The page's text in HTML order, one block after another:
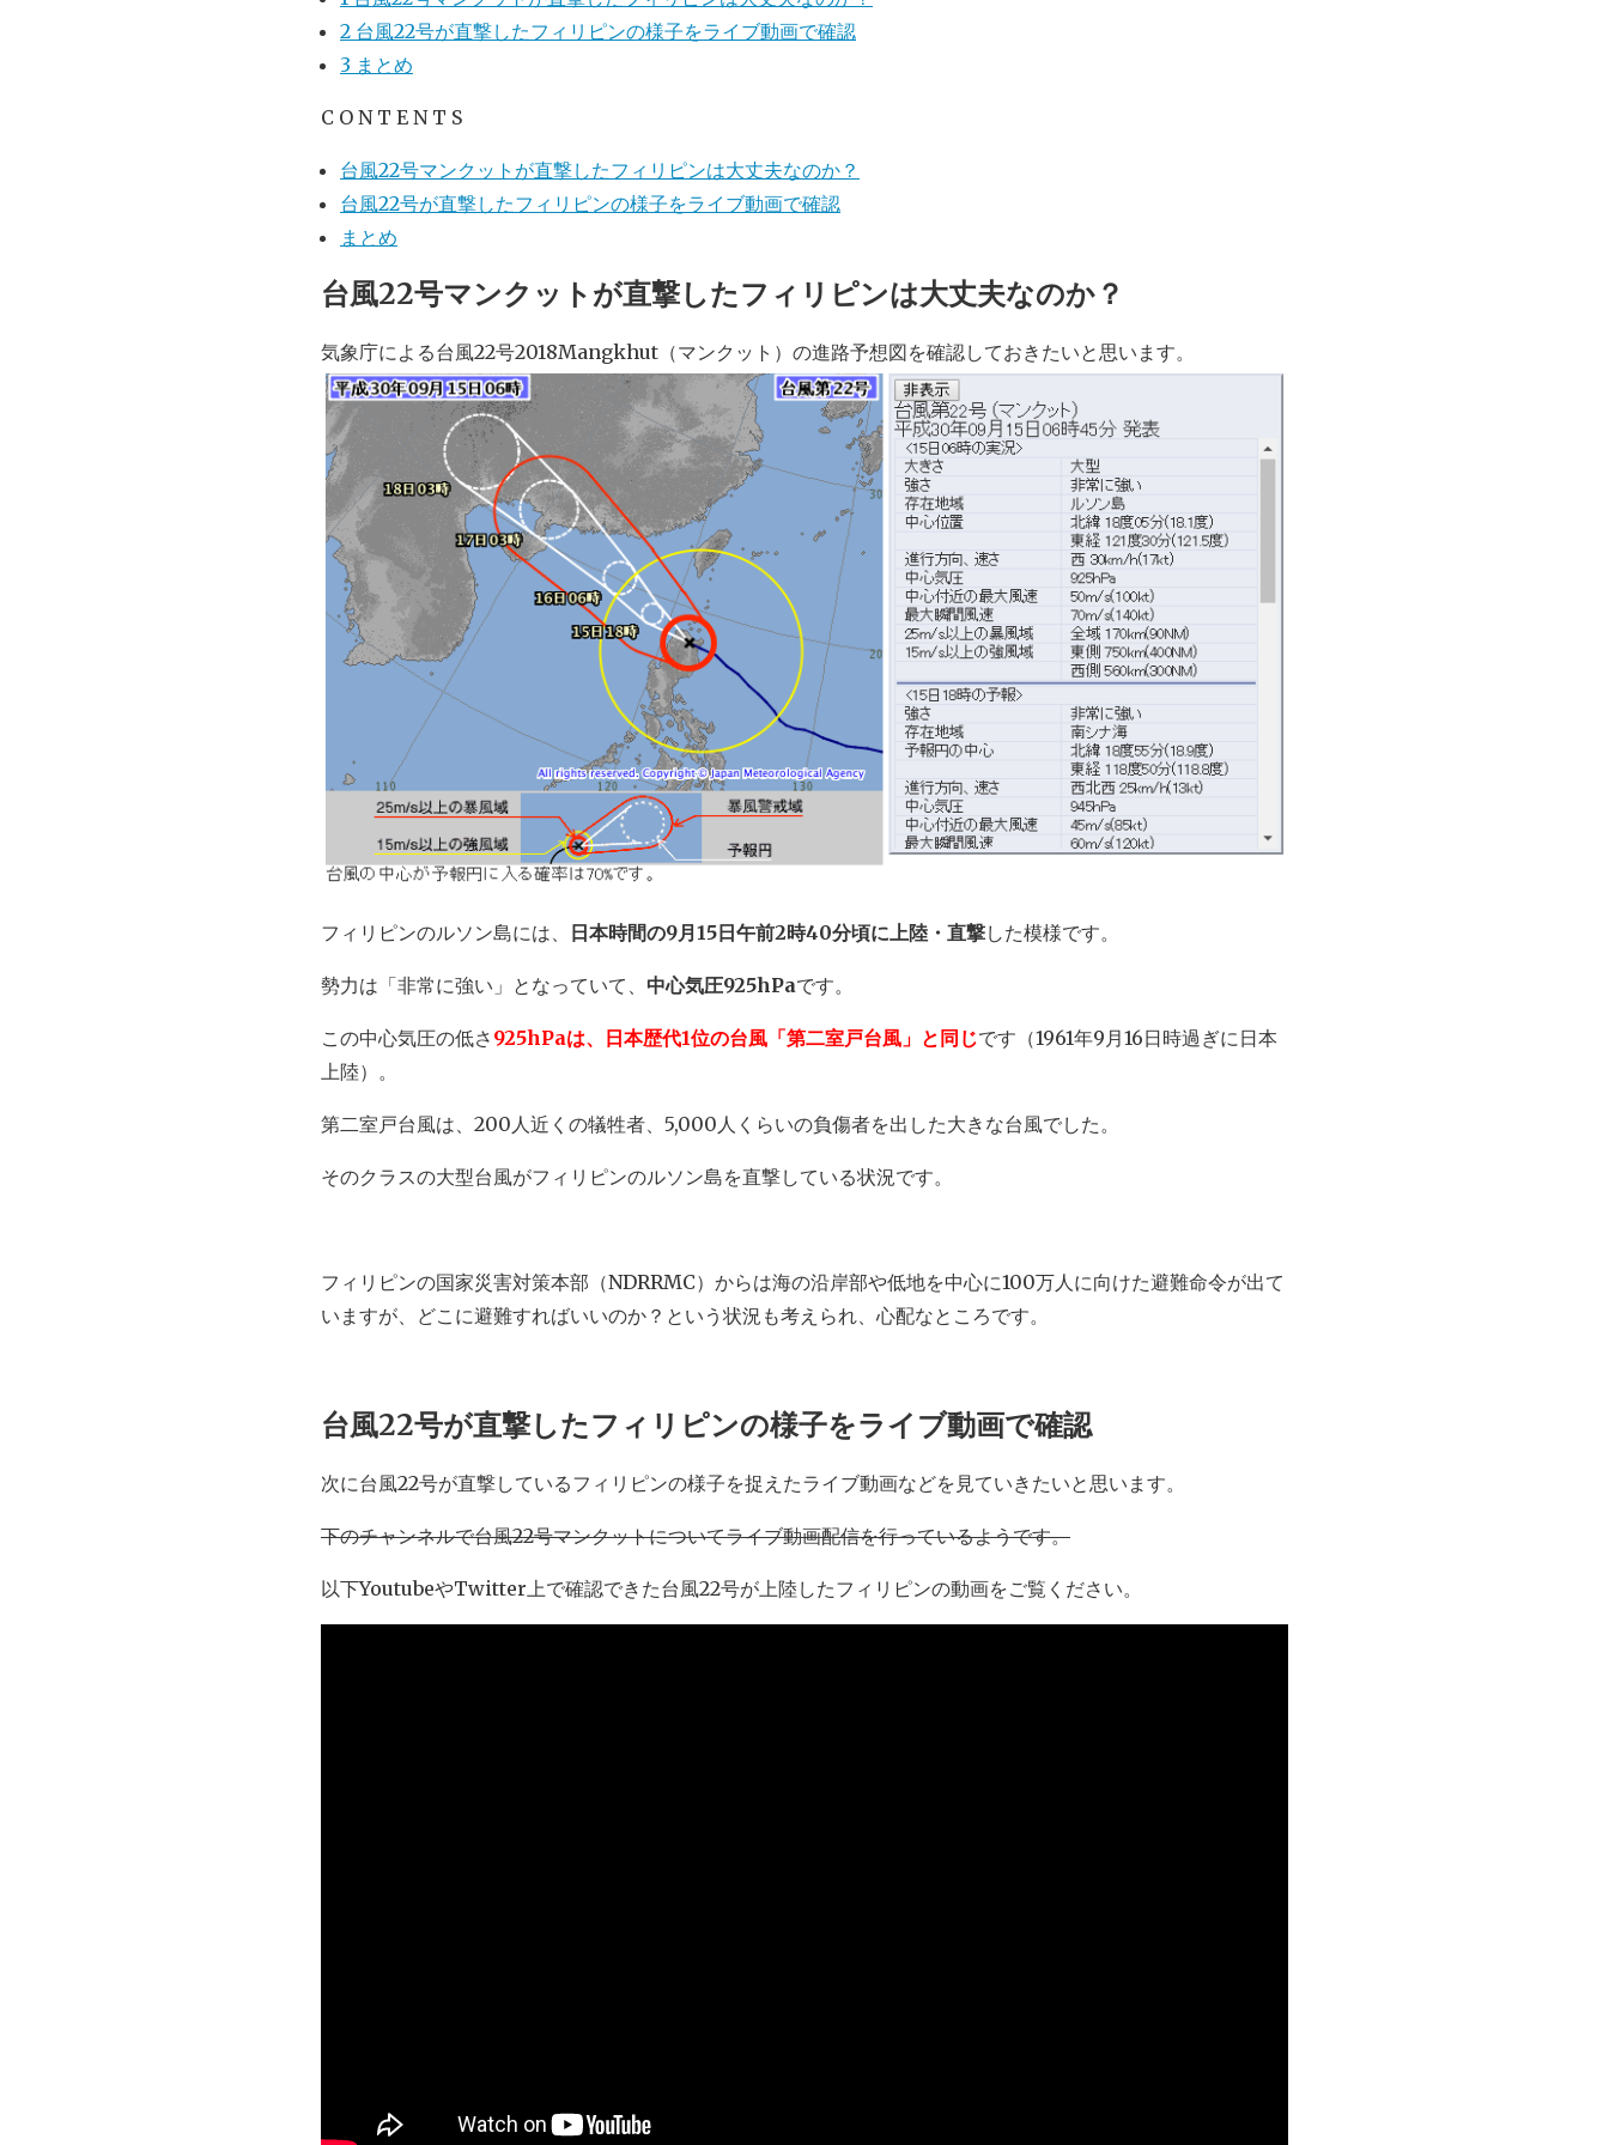
2 台風22号が直撃したフィリピンの様子をライブ動画で確認
3 まとめ
C O N T E N T S
台風22号マンクットが直撃したフィリピンは大丈夫なのか？
台風22号が直撃したフィリピンの様子をライブ動画で確認
まとめ
台風22号マンクットが直撃したフィリピンは大丈夫なのか？
気象庁による台風22号2018Mangkhut（マンクット）の進路予想図を確認しておきたいと思います。
フィリピンのルソン島には、 日本時間の9月15日午前2時40分頃に上陸・直撃した模様です。
勢力は「非常に強い」となっていて、 中心気圧925hPaです。
この中心気圧の低さ 925hPaは、日本歴代1位の台風「第二室戸台風」と同じです（1961年9月16日時過ぎに日本
上陸）。
第二室戸台風は、200人近くの犠牲者、5,000人くらいの負傷者を出した大きな台風でした。
そのクラスの大型台風がフィリピンのルソン島を直撃している状況です。
フィリピンの国家災害対策本部（NDRRMC）からは海の沿岸部や低地を中心に100万人に向けた避難命令が出て
いますが、どこに避難すればいいのか？という状況も考えられ、心配なところです。
台風22号が直撃したフィリピンの様子をライブ動画で確認
次に台風22号が直撃しているフィリピンの様子を捉えたライブ動画などを見ていきたいと思います。
下のチャンネルで台風22号マンクットについてライブ動画配信を行っているようです。
以下YoutubeやTwitter上で確認できた台風22号が上陸したフィリピンの動画をご覧ください。